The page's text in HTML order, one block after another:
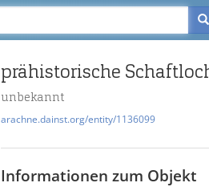
prähistorische
unbekannt
arachne.dainst.org/entity/1136099
Informationen zum Objekt